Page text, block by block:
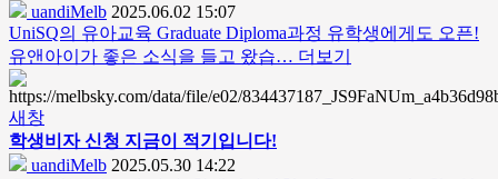
uandiMelb 2025.06.02 15:07
UniSQ의 유아교육 Graduate Diploma과정 유학생에게도 오픈!
유앤아이가 좋은 소식을 들고 왔습… 더보기
새창
학생비자 신청 지금이 적기입니다!
uandiMelb 2025.05.30 14:22